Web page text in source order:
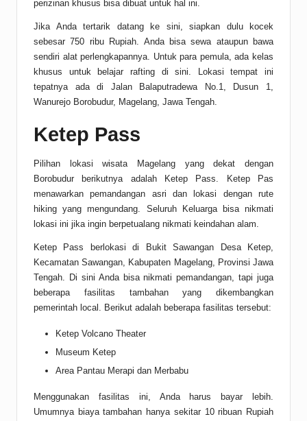
perizinan khusus bisa dibuat untuk hal ini.
Jika Anda tertarik datang ke sini, siapkan dulu kocek
sebesar 750 ribu Rupiah. Anda bisa sewa ataupun bawa
sendiri alat perlengkapannya. Untuk para pemula, ada kelas
khusus untuk belajar rafting di sini. Lokasi tempat ini
tepatnya ada di Jalan Balaputradewa No.1, Dusun 1,
Wanurejo Borobudur, Magelang, Jawa Tengah.
Ketep Pass
Pilihan lokasi wisata Magelang yang dekat dengan
Borobudur berikutnya adalah Ketep Pass. Ketep Pas
menawarkan pemandangan asri dan lokasi dengan rute
hiking yang mengundang. Seluruh Keluarga bisa nikmati
lokasi ini jika ingin berpetualang nikmati keindahan alam.
Ketep Pass berlokasi di Bukit Sawangan Desa Ketep,
Kecamatan Sawangan, Kabupaten Magelang, Provinsi Jawa
Tengah. Di sini Anda bisa nikmati pemandangan, tapi juga
beberapa fasilitas tambahan yang dikembangkan
pemerintah local. Berikut adalah beberapa fasilitas tersebut:
Ketep Volcano Theater
Museum Ketep
Area Pantau Merapi dan Merbabu
Menggunakan fasilitas ini, Anda harus bayar lebih.
Umumnya biaya tambahan hanya sekitar 10 ribuan Rupiah